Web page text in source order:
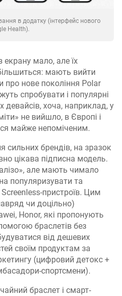
в додатку (інтерфейс нового
Health).
екрану мало, але їх
мають вийти
про нове покоління Polar
спробувати і популярні
девайсів, хоча, наприклад, у
не вийшло, в Європі і
майже непоміченим.
сильних брендів, на зразок
цікава підписна модель.
але мають чимало
популяризувати та
пристроїв. Цим
чи доцільно)
Honor, які пропонують
браслетів без
від дешевих
своїм продуктам за
(цифровий детокс +
спортсмени).
браслет і смарт-